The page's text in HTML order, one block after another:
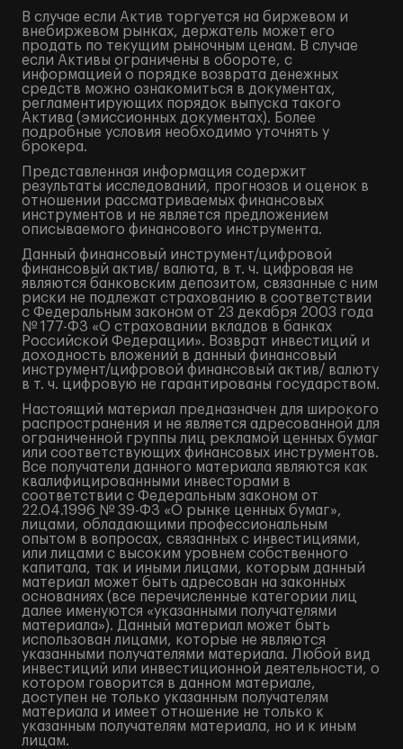
В случае если Актив торгуется на биржевом и
внебиржевом рынках, держатель может его
продать по текущим рыночным ценам. В случае
если Активы ограничены в обороте, с
информацией о порядке возврата денежных
средств можно ознакомиться в документах,
регламентирующих порядок выпуска такого
Актива (эмиссионных документах). Более
подробные условия необходимо уточнять у
брокера.
Представленная информация содержит
результаты исследований, прогнозов и оценок в
отношении рассматриваемых финансовых
инструментов и не является предложением
описываемого финансового инструмента.
Данный финансовый инструмент/цифровой
финансовый актив/ валюта, в т. ч. цифровая не
являются банковским депозитом, связанные с ним
риски не подлежат страхованию в соответствии
с Федеральным законом от 23 декабря 2003 года
№ 177-ФЗ «О страховании вкладов в банках
Российской Федерации». Возврат инвестиций и
доходность вложений в данный финансовый
инструмент/цифровой финансовый актив/ валюту
в т. ч. цифровую не гарантированы государством.
Настоящий материал предназначен для широкого
распространения и не является адресованной для
ограниченной группы лиц рекламой ценных бумаг
или соответствующих финансовых инструментов.
Все получатели данного материала являются как
квалифицированными инвесторами в
соответствии с Федеральным законом от
22.04.1996 № 39-ФЗ «О рынке ценных бумаг»,
лицами, обладающими профессиональным
опытом в вопросах, связанных с инвестициями,
или лицами с высоким уровнем собственного
капитала, так и иными лицами, которым данный
материал может быть адресован на законных
основаниях (все перечисленные категории лиц
далее именуются «указанными получателями
материала»). Данный материал может быть
использован лицами, которые не являются
указанными получателями материала. Любой вид
инвестиций или инвестиционной деятельности, о
котором говорится в данном материале,
доступен не только указанным получателям
материала и имеет отношение не только к
указанным получателям материала, но и к иным
лицам.